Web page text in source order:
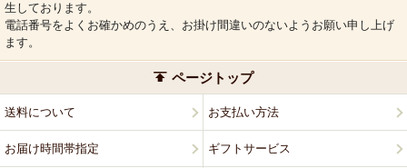
生しております。
電話番号をよくお確かめのうえ、お掛け間違いのないようお願い申し上げ
ます。
ページトップ
送料について お支払い方法
お届け時間帯指定 ギフトサービス